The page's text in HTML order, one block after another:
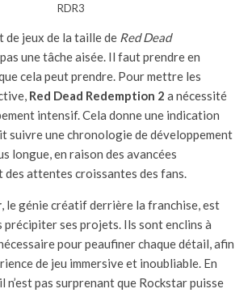
RDR3
de jeux de la taille de Red Dead
une tâche aisée. Il faut prendre en
cela peut prendre. Pour mettre les
Red Dead Redemption 2 a nécessité
intensif. Cela donne une indication
suivre une chronologie de développement
longue, en raison des avancées
attentes croissantes des fans.
, le génie créatif derrière la franchise, est
précipiter ses projets. Ils sont enclins à
pour peaufiner chaque détail, afin
de jeu immersive et inoubliable. En
n’est pas surprenant que Rockstar puisse